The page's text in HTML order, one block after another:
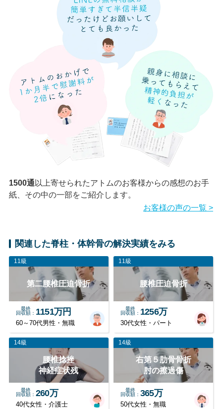
1500通 以上寄せられたアトムのお客様からの感想のお手
紙、その中の一部をご紹介します。
お客様の声の一覧 >
関連した脊柱・体幹骨の解決実績をみる
11級
第二腰椎圧迫骨折
最終
回収額
1151万円
60～70代男性・無職
11級
腰椎圧迫骨折
最終
回収額
1256万
30代女性・パート
14級
腰椎捻挫
神経症状残
最終
回収額
260万
40代女性・介護士
14級
右第５肋骨骨折
肘の擦過傷
最終
回収額
365万
50代女性・無職